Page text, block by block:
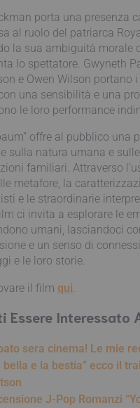
porta una presenza
al ruolo del patriarca
la sua ambiguità morale
lo spettatore. Gwyneth
e Owen Wilson portano
una sensibilità e una
le loro performance
offre al pubblico una
sulla natura umana e
familiari. Attraverso
metafore, la
e le straordinarie
ci invita a esplorare le
umani, lasciandoci
e un senso di
e le loro storie.
il film qui
Essere Interessato
sera cinema! Le mie
bella e la bestia” ecco il
J-Pop Romanzi